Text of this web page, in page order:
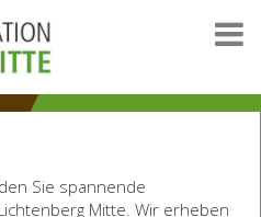
Sie spannende
Mitte. Wir erheben